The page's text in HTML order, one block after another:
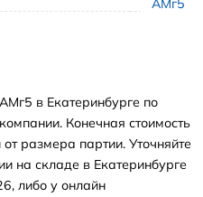
АМг5
в Екатеринбурге по
Конечная стоимость
размера партии. Уточняйте
на складе в Екатеринбурге
либо у онлайн